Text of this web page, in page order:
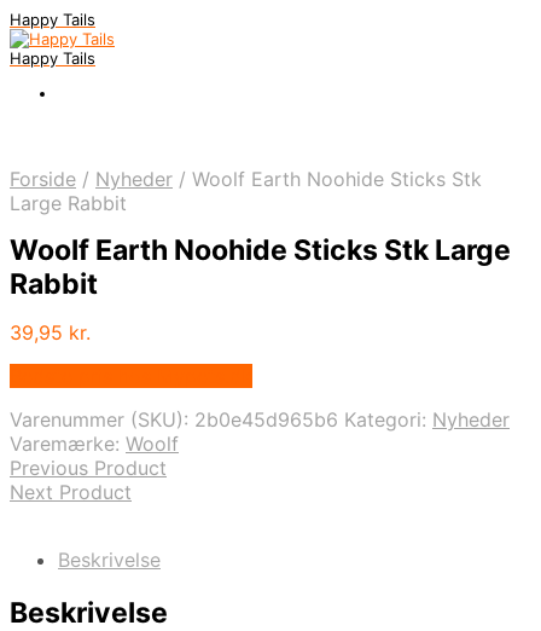
Happy Tails
Happy Tails
Forside / Nyheder / Woolf Earth Noohide Sticks Stk
Large Rabbit
Woolf Earth Noohide Sticks Stk Large
Rabbit
39,95 kr.
Varenummer (SKU): 2b0e45d965b6 Kategori: Nyheder
Varemærke: Woolf
Previous Product
Next Product
Beskrivelse
Beskrivelse